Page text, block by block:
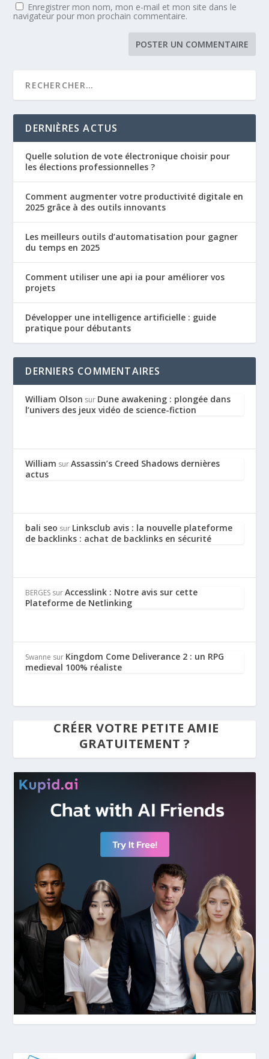
Enregistrer mon nom, mon e-mail et mon site dans le
navigateur pour mon prochain commentaire.
DERNIÈRES ACTUS
Quelle solution de vote électronique choisir pour
les élections professionnelles ?
Comment augmenter votre productivité digitale en
2025 grâce à des outils innovants
Les meilleurs outils d’automatisation pour gagner
du temps en 2025
Comment utiliser une api ia pour améliorer vos
projets
Développer une intelligence artificielle : guide
pratique pour débutants
DERNIERS COMMENTAIRES
William Olson sur Dune awakening : plongée dans
l’univers des jeux vidéo de science-fiction
William surAssassin’s Creed Shadows dernières
actus
bali seo sur Linksclub avis : la nouvelle plateforme
de backlinks : achat de backlinks en sécurité
BERGES surAccesslink : Notre avis sur cette
Plateforme de Netlinking
Swanne sur Kingdom Come Deliverance 2 : un RPG
medieval 100% réaliste
CRÉER VOTRE PETITE AMIE
GRATUITEMENT ?